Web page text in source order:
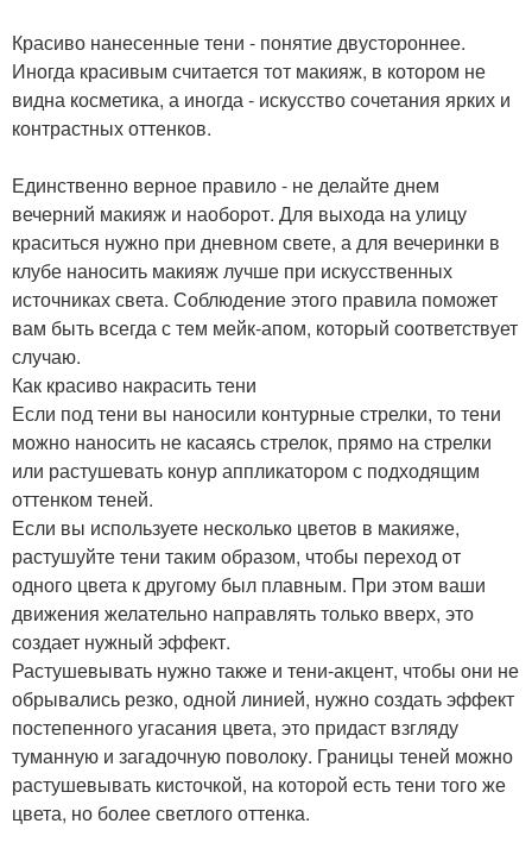
Красиво нанесенные тени - понятие двустороннее.
Иногда красивым считается тот макияж, в котором не
видна косметика, а иногда - искусство сочетания ярких и
контрастных оттенков.
Единственно верное правило - не делайте днем
вечерний макияж и наоборот. Для выхода на улицу
краситься нужно при дневном свете, а для вечеринки в
клубе наносить макияж лучше при искусственных
источниках света. Соблюдение этого правила поможет
вам быть всегда с тем мейк-апом, который соответствует
случаю.
Как красиво накрасить тени
Если под тени вы наносили контурные стрелки, то тени
можно наносить не касаясь стрелок, прямо на стрелки
или растушевать конур аппликатором с подходящим
оттенком теней.
Если вы используете несколько цветов в макияже,
растушуйте тени таким образом, чтобы переход от
одного цвета к другому был плавным. При этом ваши
движения желательно направлять только вверх, это
создает нужный эффект.
Растушевывать нужно также и тени-акцент, чтобы они не
обрывались резко, одной линией, нужно создать эффект
постепенного угасания цвета, это придаст взгляду
туманную и загадочную поволоку. Границы теней можно
растушевывать кисточкой, на которой есть тени того же
цвета, но более светлого оттенка.